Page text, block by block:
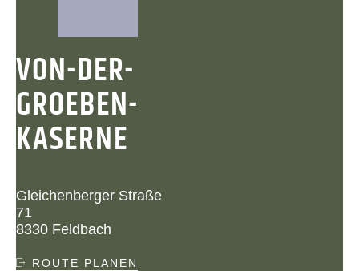
VON-DER-
GROEBEN-
KASERNE
Gleichenberger Straße
71
8330 Feldbach
ROUTE PLANEN